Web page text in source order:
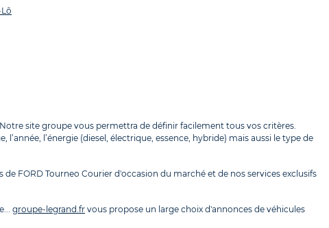
site groupe vous permettra de définir facilement tous vos critères.
l’énergie (diesel, électrique, essence, hybride) mais aussi le type de
de FORD Tourneo Courier d'occasion du marché et de nos services exclusifs
groupe-legrand.fr vous propose un large choix d'annonces de véhicules